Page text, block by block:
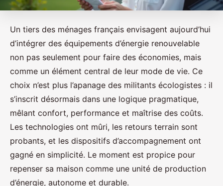
Un tiers des ménages français envisagent aujourd’hui
d’intégrer des équipements d’énergie renouvelable
non pas seulement pour faire des économies, mais
comme un élément central de leur mode de vie. Ce
choix n’est plus l’apanage des militants écologistes : il
s’inscrit désormais dans une logique pragmatique,
mêlant confort, performance et maîtrise des coûts.
Les technologies ont mûri, les retours terrain sont
probants, et les dispositifs d’accompagnement ont
gagné en simplicité. Le moment est propice pour
repenser sa maison comme une unité de production
d’énergie, autonome et durable.